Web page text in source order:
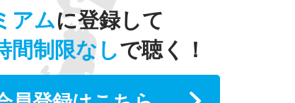
アムに登録して
間制限なしで聴く！